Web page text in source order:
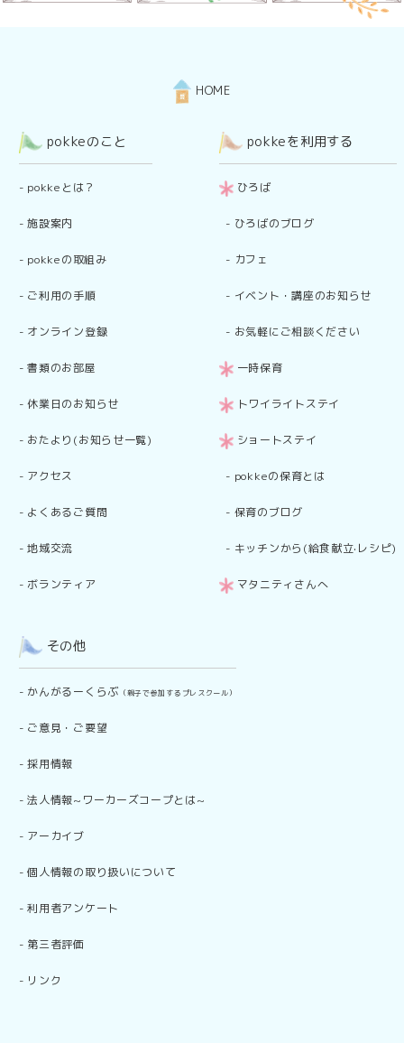
HOME
pokkeのこと
- pokkeとは？
-施設案内
- pokkeの取組み
- ご利用の手順
- オンライン登録
-書類のお部屋
-休業日のお知らせ
- おたより(お知らせ一覧)
- アクセス
- よくあるご質問
-地域交流
- ボランティア
pokkeを利用する
ひろば
- ひろばのブログ
- カフェ
- イベント・講座のお知らせ
- お気軽にご相談ください
一時保育
トワイライトステイ
ショートステイ
- pokkeの保育とは
- 保育のブログ
- キッチンから(給食献立·レシピ)
マタニティさんへ
その他
- かんがるーくらぶ （親子で参加するプレスクール）
- ご意見・ご要望
-採用情報
-法人情報~ワーカーズコープとは~
- アーカイブ
-個人情報の取り扱いについて
-利用者アンケート
- 第三者評価
- リンク